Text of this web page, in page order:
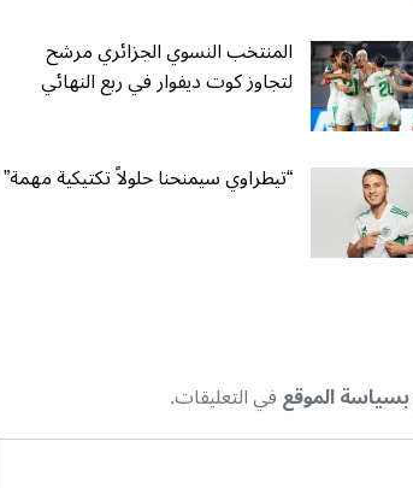
المنتخب النسوي الجزائري مرشح
لتجاوز كوت ديفوار في ربع النهائي
“تيطراوي سيمنحنا حلولاً تكتيكية مهمة”
بسياسة الموقعفي التعليقات.